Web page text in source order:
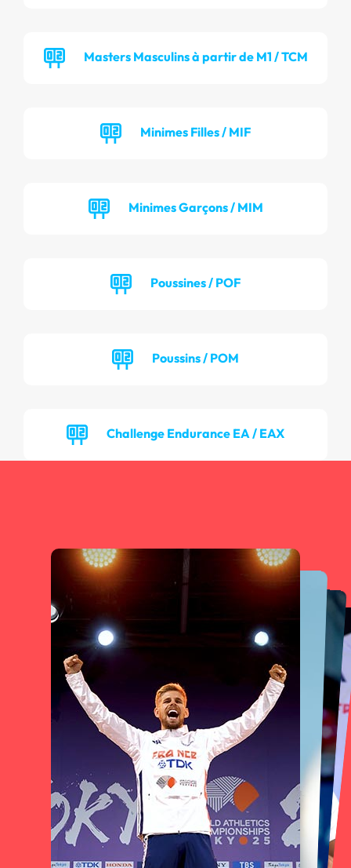
Masters Masculins à partir de M1 / TCM
Minimes Filles / MIF
Minimes Garçons / MIM
Poussines / POF
Poussins / POM
Challenge Endurance EA / EAX